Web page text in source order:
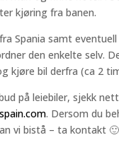
kjøring fra banen.
Spania samt
den enkelte selv.
kjøre bil derfra (ca 2
på leiebiler, sjekk
. Dersom du
vi bistå – ta kontakt 🙂